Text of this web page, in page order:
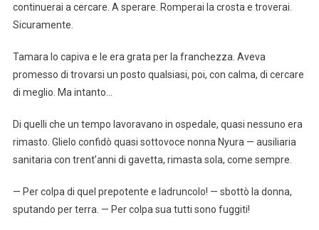
continuerai a cercare. A sperare. Romperai la crosta e troverai.
Sicuramente.
Tamara lo capiva e le era grata per la franchezza. Aveva
promesso di trovarsi un posto qualsiasi, poi, con calma, di cercare
di meglio. Ma intanto…
Di quelli che un tempo lavoravano in ospedale, quasi nessuno era
rimasto. Glielo confidò quasi sottovoce nonna Nyura — ausiliaria
sanitaria con trent’anni di gavetta, rimasta sola, come sempre.
— Per colpa di quel prepotente e ladruncolo! — sbottò la donna,
sputando per terra. — Per colpa sua tutti sono fuggiti!